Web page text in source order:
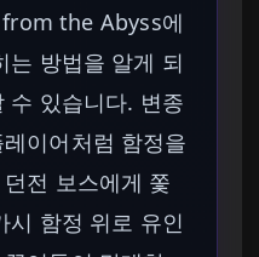
from the Abyss에
는 방법을 알게 되
수 있습니다. 변종
이어처럼 함정을
전 보스에게 쫓
시 함정 위로 유인